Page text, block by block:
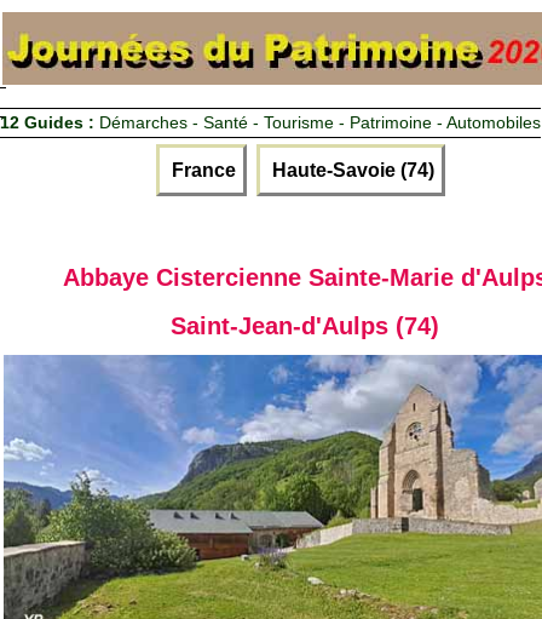
12 Guides : Démarches - Santé - Tourisme - Patrimoine - Automobiles
France Haute-Savoie (74)
Abbaye Cistercienne Sainte-Marie
Saint-Jean-d'Aulps (74)